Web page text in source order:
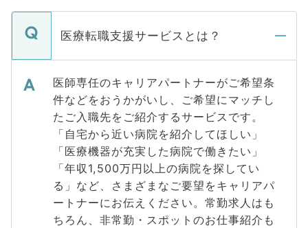
医療転職支援サービスとは？
医師専任のキャリアパートナーがご希望条
件などをおうかがいし、ご希望にマッチし
たご入職先をご紹介するサービスです。
「自宅から近い病院を紹介してほしい」
「医療機器が充実した病院で働きたい」
「年収1,500万円以上の病院を探してい
る」など、さまざまなご要望をキャリアパ
ートナーにお伝えください。常勤求人はも
ちろん、非常勤・スポットのお仕事紹介も